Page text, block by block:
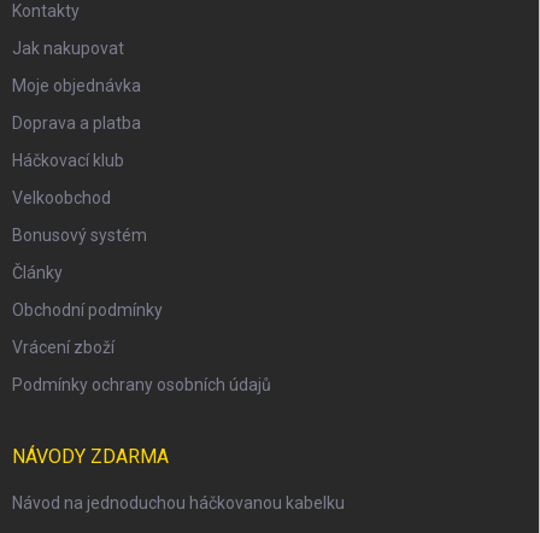
Kontakty
Jak nakupovat
Moje objednávka
Doprava a platba
Háčkovací klub
Velkoobchod
Bonusový systém
Články
Obchodní podmínky
Vrácení zboží
Podmínky ochrany osobních údajů
NÁVODY ZDARMA
Návod na jednoduchou háčkovanou kabelku